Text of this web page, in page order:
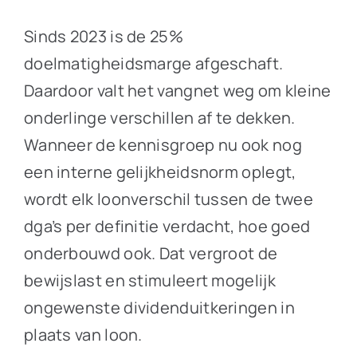
Sinds 2023 is de 25%
doelmatigheidsmarge afgeschaft.
Daardoor valt het vangnet weg om kleine
onderlinge verschillen af te dekken.
Wanneer de kennisgroep nu ook nog
een interne gelijkheidsnorm oplegt,
wordt elk loonverschil tussen de twee
dga’s per definitie verdacht, hoe goed
onderbouwd ook. Dat vergroot de
bewijslast en stimuleert mogelijk
ongewenste dividenduitkeringen in
plaats van loon.